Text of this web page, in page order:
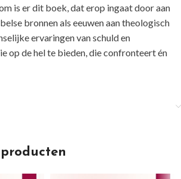
is er dit boek, dat erop ingaat door aan
bronnen als eeuwen aan theologisch
ervaringen van schuld en
op de hel te bieden, die confronteert én